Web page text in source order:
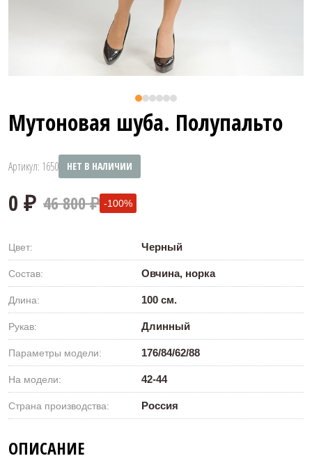
Мутоновая шуба. Полупальто
Артикул: 1650 НЕТ В НАЛИЧИИ
0 ₽
46 800 ₽ -100%
Цвет: Черный
Состав: Овчина, норка
Длина: 100 см.
Рукав: Длинный
Параметры модели: 176/84/62/88
На модели: 42-44
Страна производства: Россия
ОПИСАНИЕ